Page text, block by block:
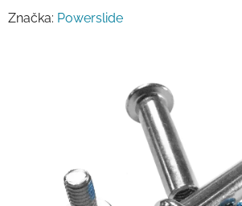
Značka: Powerslide